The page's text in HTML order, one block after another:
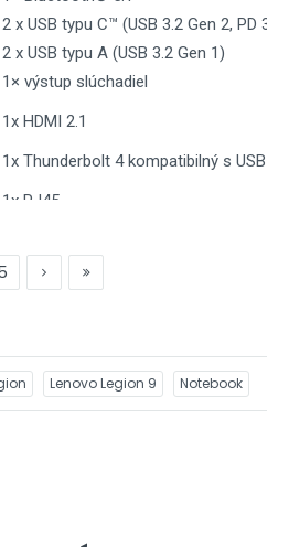
2 x USB typu C™ (USB 3.2 Gen 2, PD
2 x USB typu A (USB 3.2 Gen 1)
1× výstup slúchadiel
1x HDMI 2.1
1x Thunderbolt 4 kompatibilný s USB-
1x RJ45
99,9 Wh
18,99 - 22,1 mm x 357,7 mm x 277,7
Windows 11 64-bit
Lenovo Legion 9 Notebook